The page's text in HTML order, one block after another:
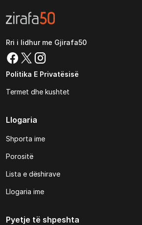
Rri i lidhur me Gjirafa50
Politika E Privatësisë
Termet dhe kushtet
Llogaria
Shporta ime
Porositë
Lista e dëshirave
Llogaria ime
Pyetje të shpeshta